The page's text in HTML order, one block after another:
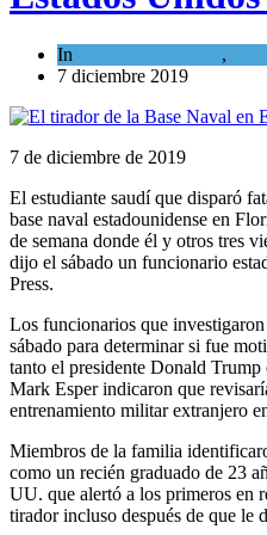
In ,
7 diciembre 2019
7 de diciembre de 2019
El estudiante saudí que disparó
base naval estadounidense en
de semana donde él y otros tres
dijo el sábado un funcionario
Press.
Los funcionarios que
sábado para determinar si fue
tanto el presidente Donald Trump
Mark Esper indicaron que
entrenamiento militar extranjero
Miembros de la familia
como un recién graduado de 23
UU. que alertó a los primeros en
tirador incluso después de que le